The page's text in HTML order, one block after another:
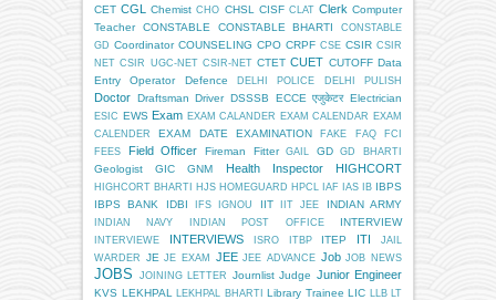
CET CGL Chemist CHO CHSL CISF CLAT Clerk Computer
Teacher
CONSTABLE CONSTABLE BHARTI
CONSTABLE
GD Coordinator COUNSELING CPO CRPF CSE CSIR CSIR
NET CSIR UGC-NET CSIR-NET CTET CUET CUTOFF Data
Entry Operator
Defence DELHI POLICE DELHI PULISH
Doctor Draftsman Driver DSSSB ECCE एजुकेटर Electrician
ESIC EWS Exam EXAM CALANDER EXAM CALENDAR EXAM
CALENDER
EXAM DATE EXAMINATION FAKE FAQ
FCI
FEES
Field Officer Fireman Fitter GAIL GD GD BHARTI
Geologist GIC GNM Health Inspector HIGHCORT
HIGHCORT BHARTI HJS HOMEGUARD HPCL IAF IAS IB IBPS
IBPS BANK
IDBI IFS IGNOU IIT IIT JEE INDIAN ARMY
INDIAN NAVY INDIAN POST OFFICE INTERVIEW
INTERVIEWE INTERVIEWS ISRO ITBP ITEP ITI
JAIL
WARDER JE JE EXAM JEE JEE ADVANCE Job JOB NEWS
JOBS JOINING LETTER Journlist Judge Junior Engineer
KVS LEKHPAL LEKHPAL BHARTI Library Trainee LIC LLB LT